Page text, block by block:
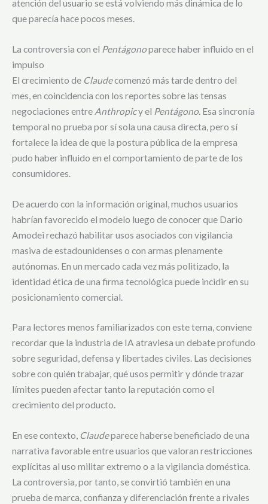
atención del usuario se está volviendo más dinámica de lo
que parecía hace pocos meses.
La controversia con el Pentágonoparece haber influido en el
impulso
El crecimiento de Claudecomenzó más tarde dentro del
mes, en coincidencia con los reportes sobre las tensas
negociaciones entre Anthropicy el Pentágono. Esa sincronía
temporal no prueba por sí sola una causa directa, pero sí
fortalece la idea de que la postura pública de la empresa
pudo haber influido en el comportamiento de parte de los
consumidores.
De acuerdo con la información original, muchos usuarios
habrían favorecido el modelo luego de conocer que Dario
Amodei rechazó habilitar usos asociados con vigilancia
masiva de estadounidenses o con armas plenamente
autónomas. En un mercado cada vez más politizado, la
identidad ética de una firma tecnológica puede incidir en su
posicionamiento comercial.
Para lectores menos familiarizados con este tema, conviene
recordar que la industria de IA atraviesa un debate profundo
sobre seguridad, defensa y libertades civiles. Las decisiones
sobre con quién trabajar, qué usos permitir y dónde trazar
límites pueden afectar tanto la reputación como el
crecimiento del producto.
En ese contexto, Claudeparece haberse beneficiado de una
narrativa favorable entre usuarios que valoran restricciones
explícitas al uso militar extremo o a la vigilancia doméstica.
La controversia, por tanto, se convirtió también en una
prueba de marca, confianza y diferenciación frente a rivales